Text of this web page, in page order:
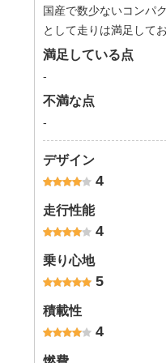
国産で数少ないコンパ
として走りは満足して
満足している点
-
不満な点
-
デザイン
4
走行性能
4
乗り心地
5
積載性
4